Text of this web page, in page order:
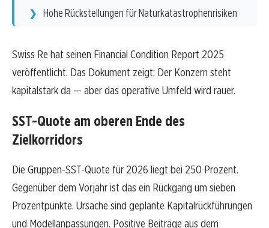
Hohe Rückstellungen für Naturkatastrophenrisiken
Swiss Re hat seinen Financial Condition Report 2025
veröffentlicht. Das Dokument zeigt: Der Konzern steht
kapitalstark da — aber das operative Umfeld wird rauer.
SST-Quote am oberen Ende des
Zielkorridors
Die Gruppen-SST-Quote für 2026 liegt bei 250 Prozent.
Gegenüber dem Vorjahr ist das ein Rückgang um sieben
Prozentpunkte. Ursache sind geplante Kapitalrückführungen
und Modellanpassungen. Positive Beiträge aus dem